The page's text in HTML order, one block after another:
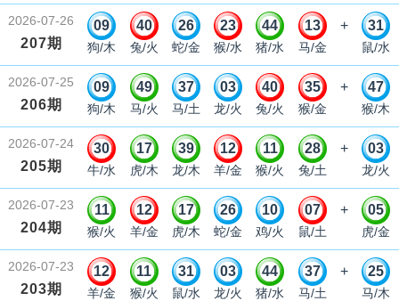
2026-07-26
207期
09
狗/木
40
兔/火
26
蛇/金
23
猴/水
44
猪/水
13
马/金
+ 31
鼠/水
2026-07-25
206期
09
狗/木
49
马/火
37
马/土
03
龙/火
40
兔/火
35
猴/金
+ 47
猴/木
2026-07-24
205期
30
牛/水
17
虎/木
39
龙/木
12
羊/金
11
猴/火
28
兔/土
+ 03
龙/火
2026-07-23
204期
11
猴/火
12
羊/金
17
虎/木
26
蛇/金
10
鸡/火
07
鼠/土
+ 05
虎/金
2026-07-23
203期
12
羊/金
11
猴/火
31
鼠/水
03
龙/火
44
猪/水
37
马/土
+ 25
马/木